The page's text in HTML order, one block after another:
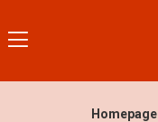
Homepage